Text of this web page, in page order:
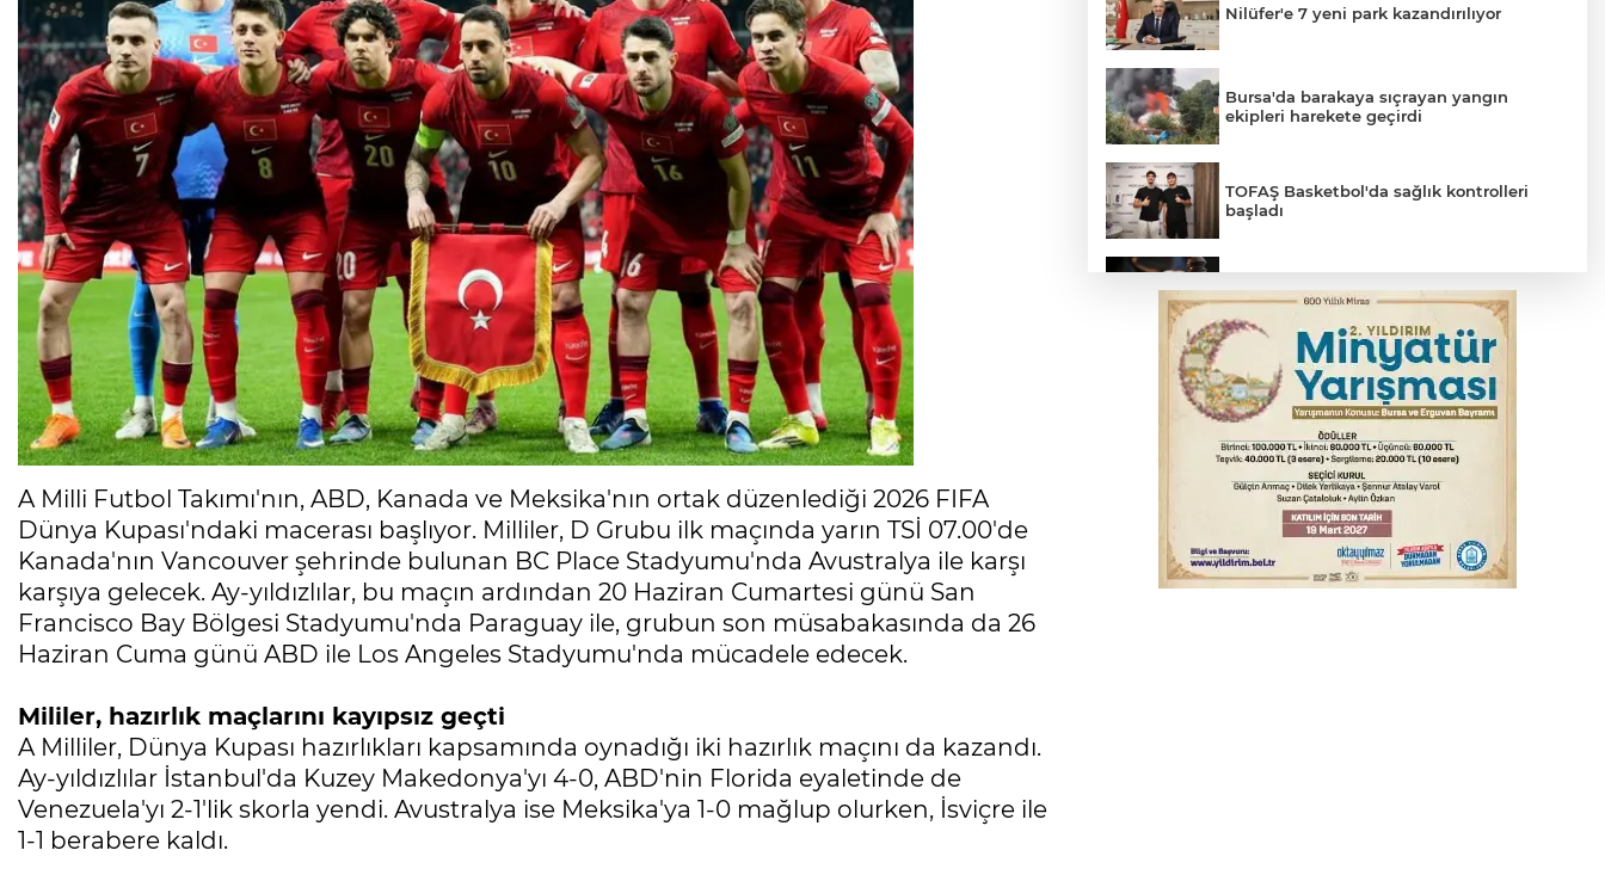
A Milli Futbol Takımı'nın, ABD, Kanada ve Meksika'nın ortak düzenlediği 2026 FIFA
Dünya Kupası'ndaki macerası başlıyor. Milliler, D Grubu ilk maçında yarın TSİ 07.00'de
Kanada'nın Vancouver şehrinde bulunan BC Place Stadyumu'nda Avustralya ile karşı
karşıya gelecek. Ay-yıldızlılar, bu maçın ardından 20 Haziran Cumartesi günü San
Francisco Bay Bölgesi Stadyumu'nda Paraguay ile, grubun son müsabakasında da 26
Haziran Cuma günü ABD ile Los Angeles Stadyumu'nda mücadele edecek.
Mililer, hazırlık maçlarını kayıpsız geçti
A Milliler, Dünya Kupası hazırlıkları kapsamında oynadığı iki hazırlık maçını da kazandı.
Ay-yıldızlılar İstanbul'da Kuzey Makedonya'yı 4-0, ABD'nin Florida eyaletinde de
Venezuela'yı 2-1'lik skorla yendi. Avustralya ise Meksika'ya 1-0 mağlup olurken, İsviçre ile
1-1 berabere kaldı.
Nilüfer'e 7 yeni park kazandırılıyor
Bursa'da barakaya sıçrayan yangın
ekipleri harekete geçirdi
TOFAŞ Basketbol'da sağlık kontrolleri
başladı
Yargıtay’dan primle çalışanlara müjde
Polisin 'dur' ihtarına uymadı, ceza
duvarına tosladı
2 katlı 24 kişilik işçi konteynerinde
yangın
Bursa'da yolcu otobüsünün çarptığı
kadın ağır yaralandı